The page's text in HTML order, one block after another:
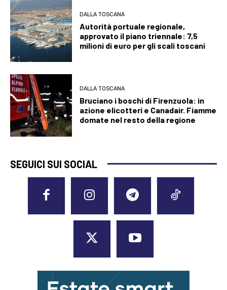
DALLA TOSCANA
Autorità portuale regionale,
approvato il piano triennale: 7,5
milioni di euro per gli scali toscani
DALLA TOSCANA
Bruciano i boschi di Firenzuola: in
azione elicotteri e Canadair. Fiamme
domate nel resto della regione
SEGUICI SUI SOCIAL